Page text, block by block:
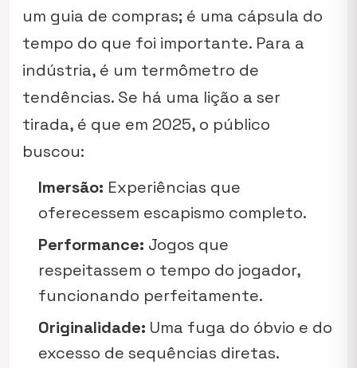
um guia de compras; é uma cápsula do
tempo do que foi importante. Para a
indústria, é um termômetro de
tendências. Se há uma lição a ser
tirada, é que em 2025, o público
buscou:
Imersão: Experiências que
oferecessem escapismo completo.
Performance: Jogos que
respeitassem o tempo do jogador,
funcionando perfeitamente.
Originalidade: Uma fuga do óbvio e do
excesso de sequências diretas.